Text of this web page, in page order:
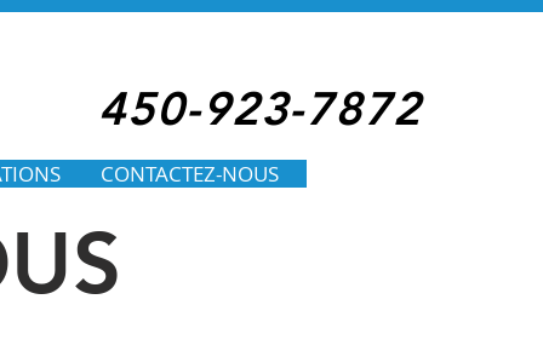
450-923-7872
CONTACTEZ-NOUS